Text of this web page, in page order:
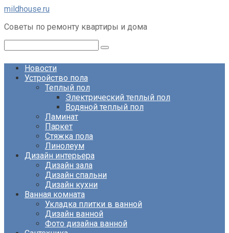
Перейти
контенту
mildhouse.ru
Советы по ремонту квартиры и дома
Новости
Устройство пола
Теплый пол
Электрический теплый пол
Водяной теплый пол
Ламинат
Паркет
Стяжка пола
Линолеум
Дизайн интерьера
Дизайн зала
Дизайн спальни
Дизайн кухни
Ванная комната
Укладка плитки в ванной
Дизайн ванной
Фото дизайна ванной